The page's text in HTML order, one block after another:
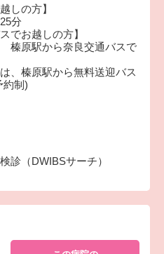
しの方】
分
でお越しの方】
榛原駅から奈良交通バスで
、榛原駅から無料送迎バス
約制)
診（DWIBSサーチ）